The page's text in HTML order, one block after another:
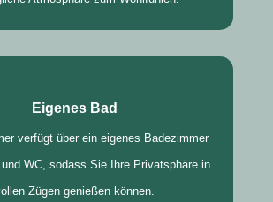
Eigenes Bad
verfügt über ein eigenes Badezimmer
WC, sodass Sie Ihre Privatsphäre in
Zügen genießen können.